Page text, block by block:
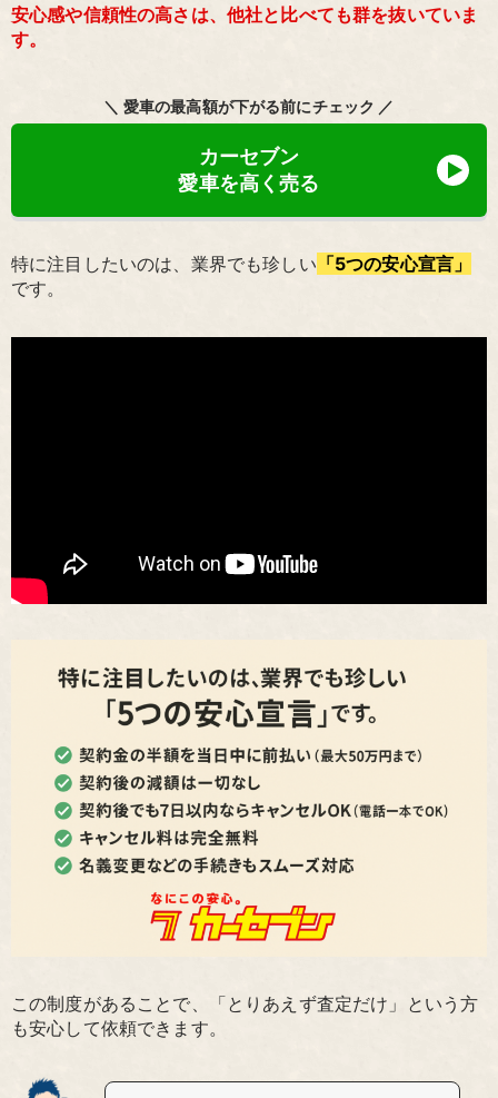
安心感や信頼性の高さは、他社と比べても群を抜いていま
す。
＼ 愛車の最高額が下がる前にチェック ／
カーセブン
愛車を高く売る
特に注目したいのは、業界でも珍しい 「5つの安心宣言」
です。
この制度があることで、「とりあえず査定だけ」という方
も安心して依頼できます。